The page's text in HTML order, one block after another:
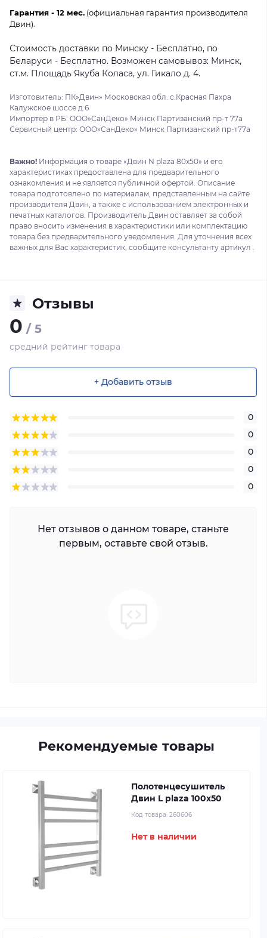
Гарантия - 12 мес. (официальная гарантия производителя
Двин).
Стоимость доставки по Минску - Бесплатно, по
Беларуси - Бесплатно. Возможен самовывоз: Минск,
ст.м. Площадь Якуба Коласа, ул. Гикало д. 4.
Изготовитель: ПК»Двин» Московская обл. с.Красная Пахра
Калужское шоссе д.6
Импортер в РБ: ООО»СанДеко» Минск Партизанский пр-т 77а
Сервисный центр: ООО»СанДеко» Минск Партизанский пр-т77а
Важно! Информация о товаре «Двин N plaza 80x50» и его
характеристиках предоставлена для предварительного
ознакомления и не является публичной офертой. Описание
товара подготовлено по материалам, представленным на сайте
производителя Двин, а также с использованием электронных и
печатных каталогов. Производитель Двин оставляет за собой
право вносить изменения в характеристики или комплектацию
товара без предварительного уведомления. Для уточнения всех
важных для Вас характеристик, сообщите консультанту артикул .
Отзывы
0 / 5
средний рейтинг товара
+ Добавить отзыв
0
0
0
0
0
Нет отзывов о данном товаре, станьте
первым, оставьте свой отзыв.
Рекомендуемые товары
Полотенцесушитель
Двин L plaza 100x50
Код товара: 260606
Нет в наличии